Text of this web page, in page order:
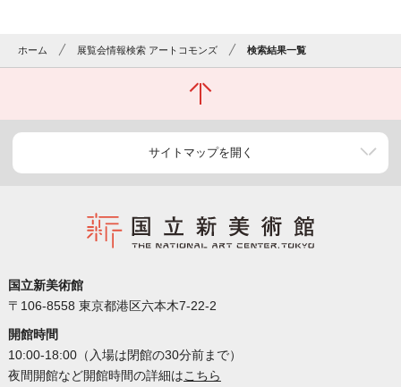
ホーム 展覧会情報検索 アートコモンズ 検索結果一覧
サイトマップを開く
国立新美術館
〒106-8558 東京都港区六本木7-22-2
開館時間
10:00-18:00（入場は閉館の30分前まで）
夜間開館など開館時間の詳細はこちら